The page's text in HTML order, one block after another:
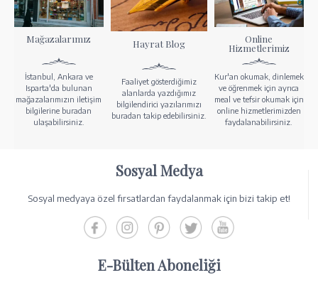
Mağazalarımız
İstanbul, Ankara ve
Isparta'da bulunan
mağazalarımızın iletişim
bilgilerine buradan
ulaşabilirsiniz.
Hayrat Blog
Faaliyet gösterdiğimiz
alanlarda yazdığımız
bilgilendirici yazılarımızı
buradan takip edebilirsiniz.
Online
Hizmetlerimiz
Kur'an okumak, dinlemek
ve öğrenmek için ayrıca
meal ve tefsir okumak için
online hizmetlerimizden
faydalanabilirsiniz.
Sosyal Medya
Sosyal medyaya özel fırsatlardan faydalanmak için bizi takip et!
E-Bülten Aboneliği